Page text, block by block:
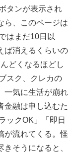
タンが表示され
ら、このページは
はまだ10日以
ば消えるくらいの
どくなるほどし
スク、クレカの
一気に生活が崩れ
金融は申し込むた
ックOK」「即日
が流れてくる。怪
そうになると、